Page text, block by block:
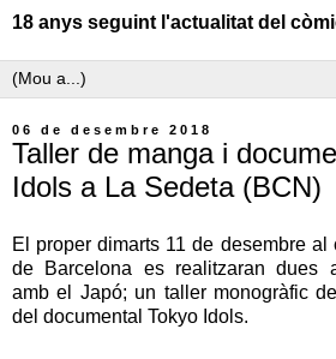
18 anys seguint l'actualitat del
06 de desembre 2018
Taller de manga i
Idols a La Sedeta (BCN)
El proper dimarts 11 de desembre al
de Barcelona es realitzaran dues
amb el Japó; un taller monogràfic
del documental Tokyo Idols.